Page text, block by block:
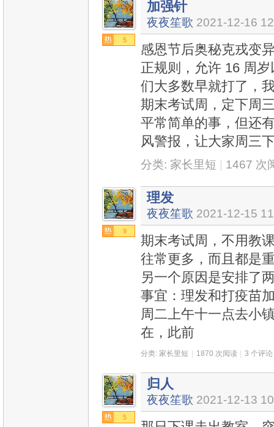
5
加强针
夜夜笙歌 2021-12-16
感恩节后奥秘克戎变
正规则，允许 16 周
们大多数早就打了，
期末考试周，定下周
平常简单的事，但还
风警报，让大家周三
分类: 家长里短 1467 次
9
理发
夜夜笙歌 2021-12-15
期末考试周，不用教
往常更多，而且都是
另一个原因是安排了
事宜：理发和打疫苗
周二上午十一点去小
在，此前
分类: 家长里短 1870 次阅读 3 个评论
5
归人
夜夜笙歌 2021-12-13